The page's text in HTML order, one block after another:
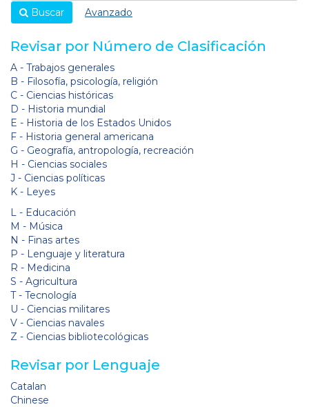
Buscar Avanzado
Revisar por Número de Clasificación
A - Trabajos generales
B - Filosofía, psicología, religión
C - Ciencias históricas
D - Historia mundial
E - Historia de los Estados Unidos
F - Historia general americana
G - Geografía, antropología, recreación
H - Ciencias sociales
J - Ciencias políticas
K - Leyes
L - Educación
M - Música
N - Finas artes
P - Lenguaje y literatura
R - Medicina
S - Agricultura
T - Tecnología
U - Ciencias militares
V - Ciencias navales
Z - Ciencias bibliotecológicas
Revisar por Lenguaje
Catalan
Chinese